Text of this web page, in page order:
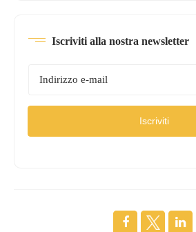
Iscriviti alla nostra newsletter
Iscriviti